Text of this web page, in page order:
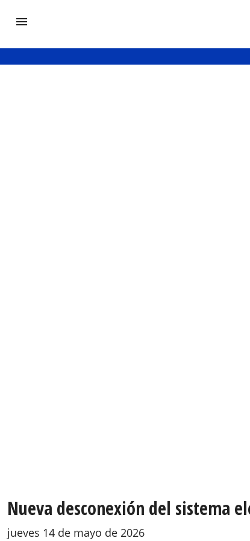
Nueva desconexión del sistema
jueves 14 de mayo de 2026